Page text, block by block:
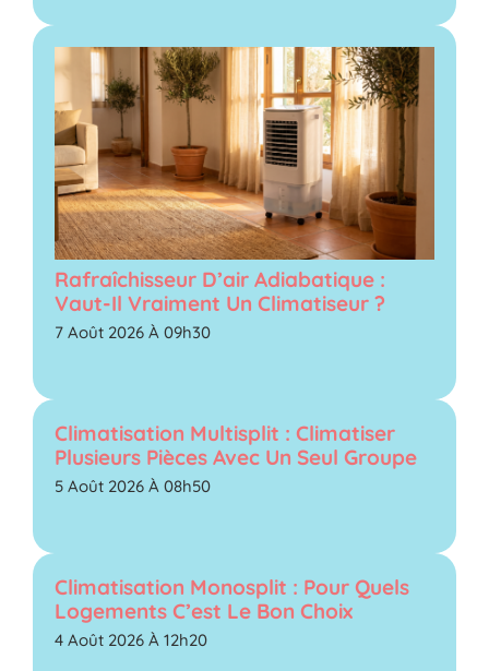
Rafraîchisseur D’air Adiabatique :
Vaut-Il Vraiment Un Climatiseur ?
7 Août 2026 À 09h30
Climatisation Multisplit : Climatiser
Plusieurs Pièces Avec Un Seul Groupe
5 Août 2026 À 08h50
Climatisation Monosplit : Pour Quels
Logements C’est Le Bon Choix
4 Août 2026 À 12h20